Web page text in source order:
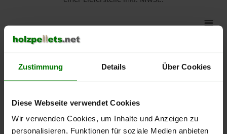
Zustimmung Details Über Cookies
Diese Webseite verwendet Cookies
Wir verwenden Cookies, um Inhalte und Anzeigen zu
personalisieren, Funktionen für soziale Medien anbieten
350 €
400 €